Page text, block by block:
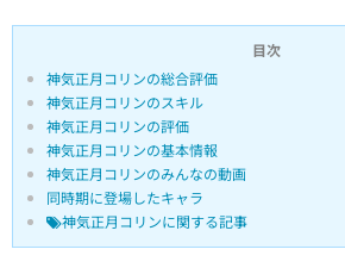
目次
神気正月コリンの総合評価
神気正月コリンのスキル
神気正月コリンの評価
神気正月コリンの基本情報
神気正月コリンのみんなの動画
同時期に登場したキャラ
神気正月コリンに関する記事